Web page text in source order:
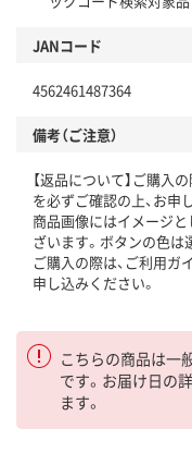
JANコード
4562461487364
備考（ご注意）
【返品について】ご購入
を必ずご確認の上、お申
商品画像にはイメージ
ざいます。ボタンの色は
ご購入の際は、ご利用ガ
申し込みください。
こちらの商品は一
です。お届け日の
ます。